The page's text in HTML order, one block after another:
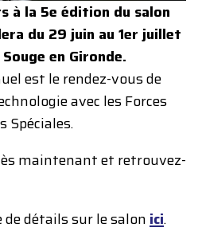
à la 5e édition du salon
du 29 juin au 1er juillet
en Gironde.
est le rendez-vous de
avec les Forces
Spéciales.
maintenant et retrouvez-
détails sur le salon ici.